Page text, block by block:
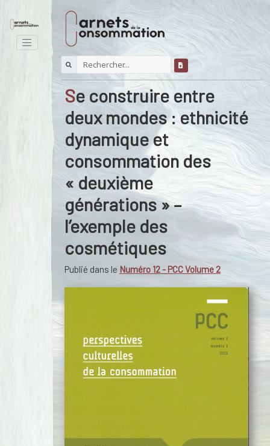
Se construire entre
deux mondes : ethnicité
dynamique et
consommation des
« deuxième
générations » –
l’exemple des
cosmétiques
Publié dans le Numéro 12 - PCC Volume 2